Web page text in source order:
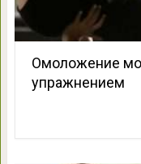
Омоложение
упражнением